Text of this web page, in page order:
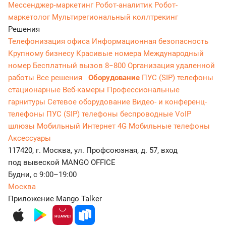
Мессенджер‑маркетинг Робот-аналитик Робот-
маркетолог Мультирегиональный коллтрекинг
Решения
Телефонизация офиса Информационная безопасность
Крупному бизнесу Красивые номера Международный
номер Бесплатный вызов 8−800 Организация удаленной
работы Все решения Оборудование ПУС (SIP) телефоны
стационарные Веб-камеры Профессиональные
гарнитуры Сетевое оборудование Видео- и конференц-
телефоны ПУС (SIP) телефоны беспроводные VoIP
шлюзы Мобильный Интернет 4G Мобильные телефоны
Аксессуары
117420, г. Москва, ул. Профсоюзная, д. 57, вход
под вывеской MANGO OFFICE
Будни, с 9:00–19:00
Москва
Приложение Mango Talker